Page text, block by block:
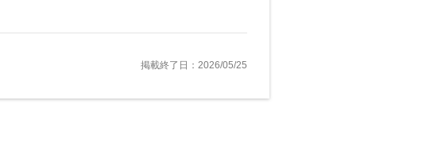
掲載終了日：2026/05/25